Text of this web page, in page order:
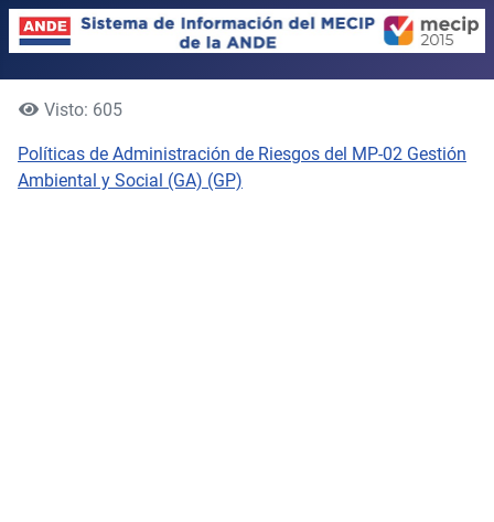
Visto: 605
Políticas de Administración de Riesgos del MP-02 Gestión
Ambiental y Social (GA) (GP)